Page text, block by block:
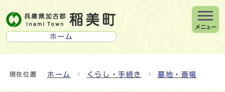
ホーム
メニュー
現在位置 ホーム くらし・手続き 墓地・斎場